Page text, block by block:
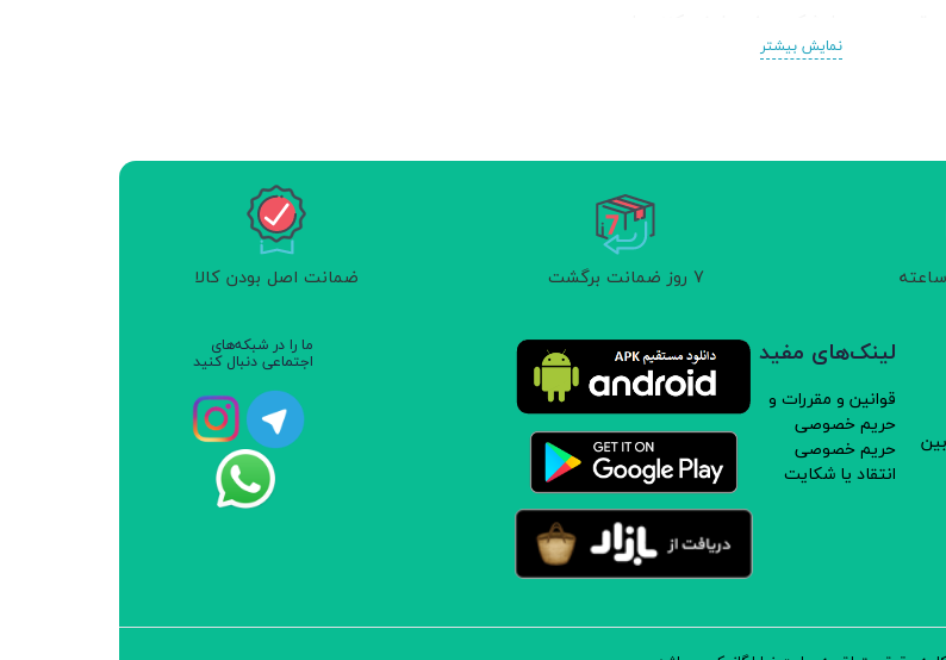
درمزارع خود استفاده نمی کند و نسبت به عرضه گیاهان و محصولات سالم
نمایش بیشتر
7 روز ضمانت برگشت ضمانت اصل بودن کالا
لینک‌های مفید
قوانین و مقررات و
حریم خصوصی
حریم خصوصی
انتقاد یا شکایت
ما را در شبکه‌های
اجتماعی دنبال کنید